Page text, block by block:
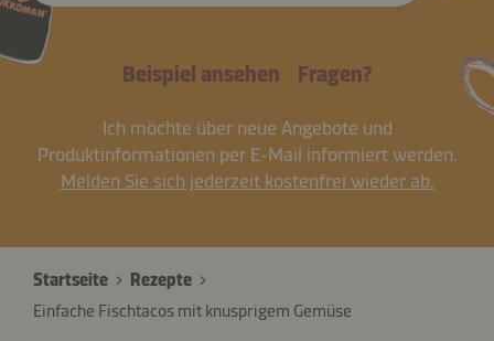
Beispiel ansehen Fragen?
Ich möchte über neue Angebote und
Produktinformationen per E-Mail informiert werden.
Melden Sie sich jederzeit kostenfrei wieder ab.
Startseite
Rezepte
Einfache Fischtacos mit knusprigem Gemüse